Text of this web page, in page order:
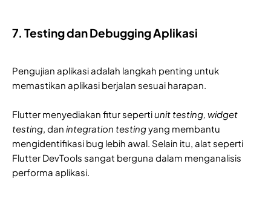
7. Testing dan Debugging Aplikasi
Pengujian aplikasi adalah langkah penting untuk
memastikan aplikasi berjalan sesuai harapan.
Flutter menyediakan fitur sepertiunit testing, widget
testing, dan integration testingyang membantu
mengidentifikasi bug lebih awal. Selain itu, alat seperti
Flutter DevTools sangat berguna dalam menganalisis
performa aplikasi.